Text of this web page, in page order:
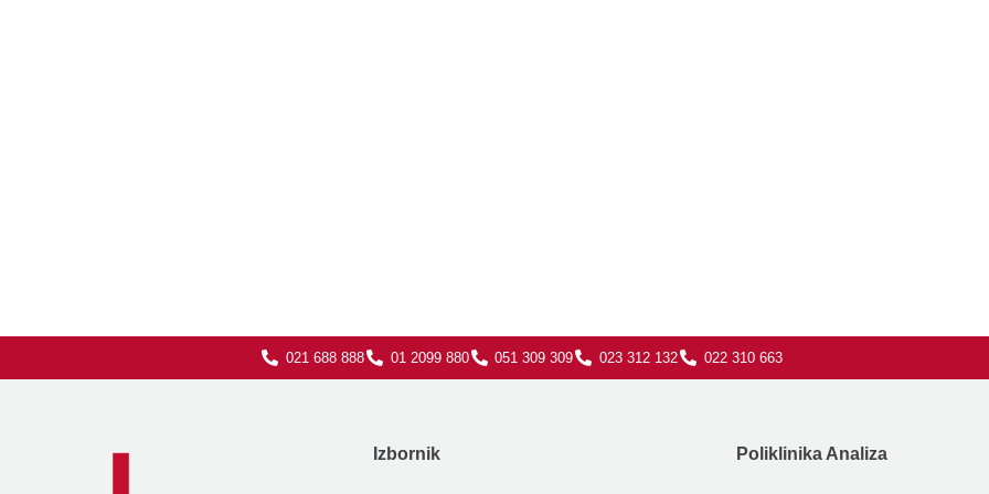
021 688 888 01 2099 880 051 309 309 023 312 132 022 310 663
Izbornik Poliklinika Analiza